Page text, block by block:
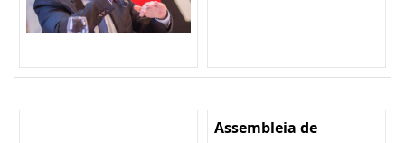
Assembleia de